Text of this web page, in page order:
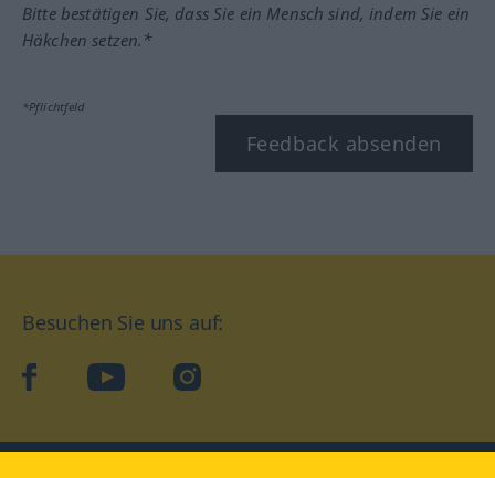
Bitte bestätigen Sie, dass Sie ein Mensch sind, indem Sie ein
Häkchen setzen.*
*Pflichtfeld
Feedback absenden
Besuchen Sie uns auf:
facebookYouTube Instagram